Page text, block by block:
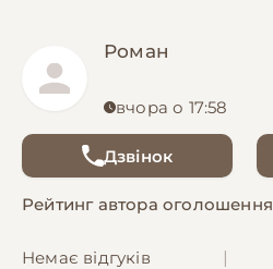
Роман
вчора о 17:58
Дзвінок
Рейтинг автора оголошення
Немає відгуків